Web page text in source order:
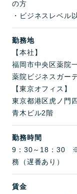
の方
・ビジネスレベル
勤務地
【本社】
福岡市中央区薬院
薬院ビジネスガー
【東京オフィス】
東京都港区虎ノ門
青木ビル2階
勤務時間
9：30～18：30 ※
務（遅番あり）
賃金